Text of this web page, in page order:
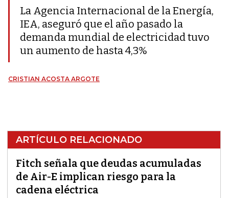
La Agencia Internacional de la Energía,
IEA, aseguró que el año pasado la
demanda mundial de electricidad tuvo
un aumento de hasta 4,3%
CRISTIAN ACOSTA ARGOTE
ARTÍCULO RELACIONADO
Fitch señala que deudas acumuladas
de Air-E implican riesgo para la
cadena eléctrica